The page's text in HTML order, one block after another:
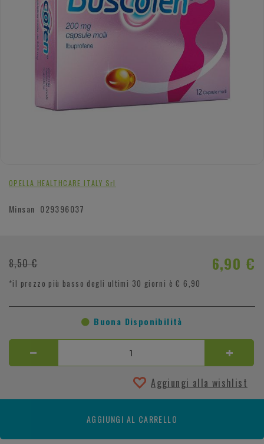
OPELLA HEALTHCARE ITALY Srl
Minsan 029396037
8,50 € 6,90 €
*il prezzo più basso degli ultimi 30 giorni è € 6,90
Buona Disponibilità
Aggiungi alla wishlist
AGGIUNGI AL CARRELLO